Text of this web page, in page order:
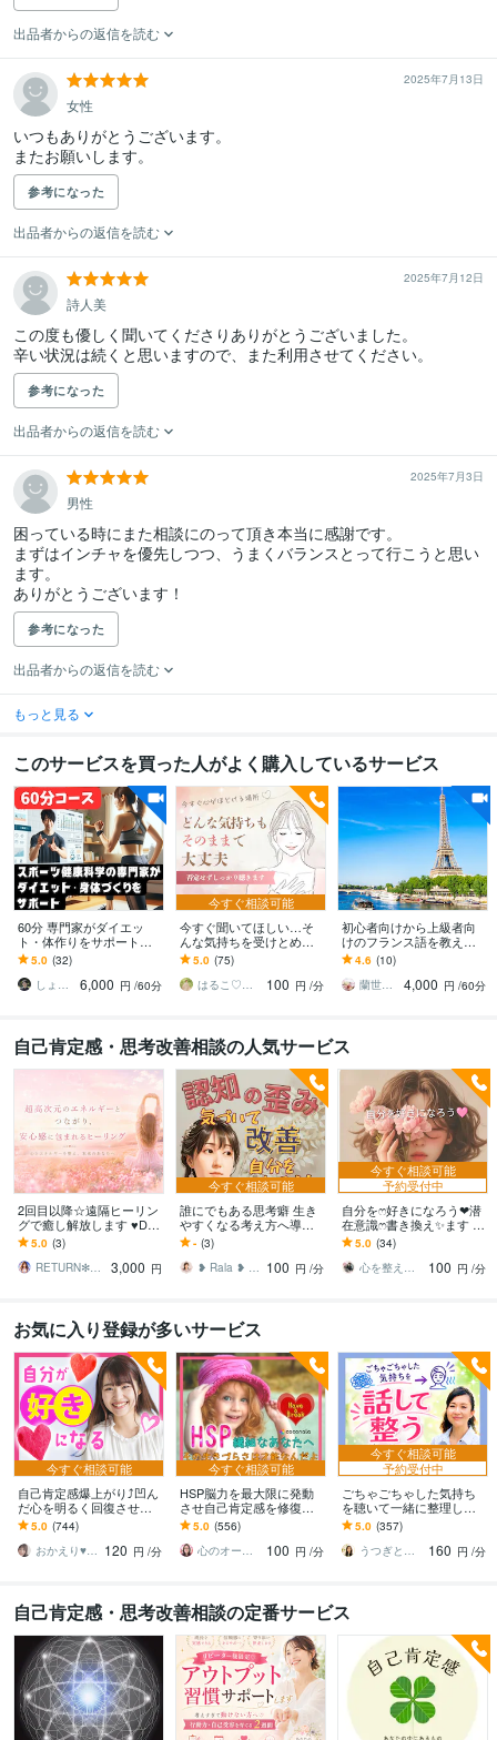
出品者からの返信を読む
2025年7月13日
女性
いつもありがとうございます。
またお願いします。
参考になった
出品者からの返信を読む
2025年7月12日
詩人美
この度も優しく聞いてくださりありがとうございました。
辛い状況は続くと思いますので、また利用させてください。
参考になった
出品者からの返信を読む
2025年7月3日
男性
困っている時にまた相談にのって頂き本当に感謝です。
まずはインチャを優先しつつ、うまくバランスとって行こうと思い
ます。
ありがとうございます！
参考になった
出品者からの返信を読む
もっと見る
このサービスを買った人がよく購入しているサービス
60分 専門家がダイエッ
ト・体作りをサポートし
ます 効果的、器具不要、
自宅で【意味のある】ト
レーニング指導します
5.0 (32)
しょう＠院卒 健康・運動コンサルタント
6,000 円 /60分
今すぐ相談可能
今すぐ聞いてほしい…そ
んな気持ちを受けとめま
す 言葉にならない想い
も、そのままで大丈夫。5
分でもOK。
5.0 (75)
はるこ♡心の翻訳家
100 円 /分
初心者向けから上級者向
けのフランス語を教えま
す 楽しくフランス語を勉
強しましょう！女性限
定！
4.6 (10)
蘭世♡霊感タロット占い師
4,000 円 /60分
自己肯定感・思考改善相談の人気サービス
2回目以降☆遠隔ヒーリン
グで癒し解放します ♥DN
Aレベルの癒し・トラウマ
の解放♥
5.0 (3)
RETURN✻STONES
3,000 円
今すぐ相談可能
誰にでもある思考癖 生き
やすくなる考え方へ導き
ます ぐるぐる べきねば 白
黒思考などのつらさ整理
してみませんか？
- (3)
❥ Rala ❥ 心理カウンセラー 100 円 /分
今すぐ相談可能
予約受付中
自分をෆ⁠好きになろう❤潜
在意識ෆ⁠書き換え✨ます 自
己肯定感を整え❤✨本来の
あなたをෆ⁠取り戻そう❤✨️
5.0 (34)
心を整えるセルフラブコーチ ✨KANA✨
100 円 /分
お気に入り登録が多いサービス
今すぐ相談可能
自己肯定感爆上がり⤴︎凹ん
だ心を明るく回復させま
す 本来のあなたの素敵を
超発掘✨あふれる愛情で褒
めちぎります❤️
5.0 (744)
おかえり♥️岡えり子 120 円 /分
今すぐ相談可能
HSP脳力を最大限に発動
させ自己肯定感を修復し
ます 自分の発言への後悔
とダメ出しを止め心地よ
い眠りにつきましょう
5.0 (556)
心のオープナーはる
100 円 /分
今すぐ相談可能
予約受付中
ごちゃごちゃした気持ち
を聴いて一緒に整理しま
す 自動思考ストップ！話
すうちに原因がわかり気
持ちが整います
5.0 (357)
うつぎともこ（けんちゃんママ♪）
160 円 /分
自己肯定感・思考改善相談の定番サービス